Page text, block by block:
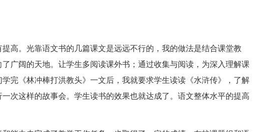
高。光靠语文书的几篇课文是远远不行的，我的做法是结合课堂教
广阔的天地。让学生多阅读课外书；通过收集与阅读，为深入理解课
完《林冲棒打洪教头》一文后，我就要求学生读读《水浒传》，了解
次这样的故事会。学生读书的效果也就达成了。语文整体水平的提高